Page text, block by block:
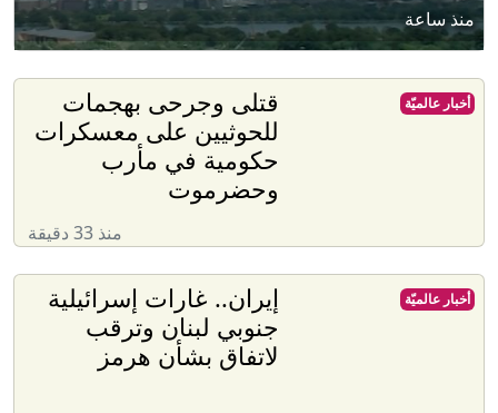
منذ ساعة
قتلى وجرحى بهجمات
للحوثيين على معسكرات
حكومية في مأرب
وحضرموت
منذ 33 دقيقة
أخبار عالميّة
إيران.. غارات إسرائيلية
جنوبي لبنان وترقب
لاتفاق بشأن هرمز
أخبار عالميّة